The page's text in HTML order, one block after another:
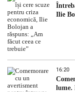
Ilie
16:20
lume.